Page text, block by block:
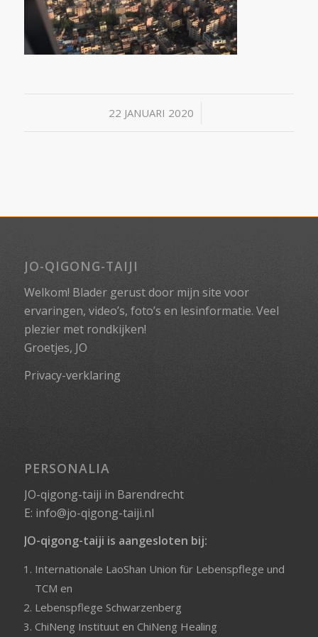
22 JANUARI 2020
/
JO-QIGONG-TAIJI
Welkom! Blader gerust door mijn site voor
ervaringen, video’s, foto’s en lesinformatie. Veel
plezier met rondkijken!
Groetjes, JO
Privacy-verklaring
PERSONALIA
JO-qigong-taiji in Barendrecht
E: info@jo-qigong-taiji.nl
JO-qigong-taiji is aangesloten bij:
Internationale LaoShan Union für Lebenspflege und
TCM en
Lebenspflege Schwarzenberg
ChiNeng Instituuten ChiNeng Healing